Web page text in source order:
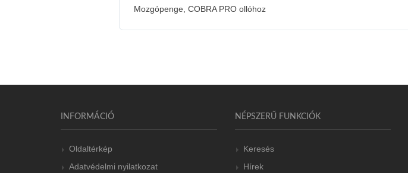
Mozgópenge, COBRA PRO ollóhoz
INFORMÁCIÓ
Oldaltérkép
Adatvédelmi nyilatkozat
NÉPSZERŰ FUNKCIÓK
Keresés
Hírek